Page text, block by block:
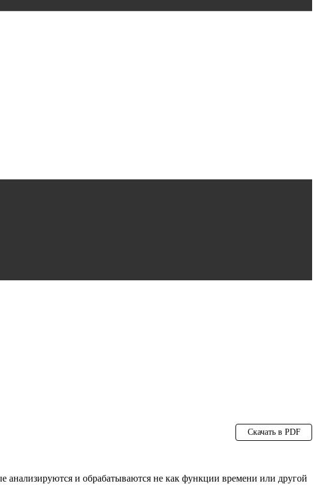
Скачать в PDF
анализируются и обрабатываются не как функции времени или другой